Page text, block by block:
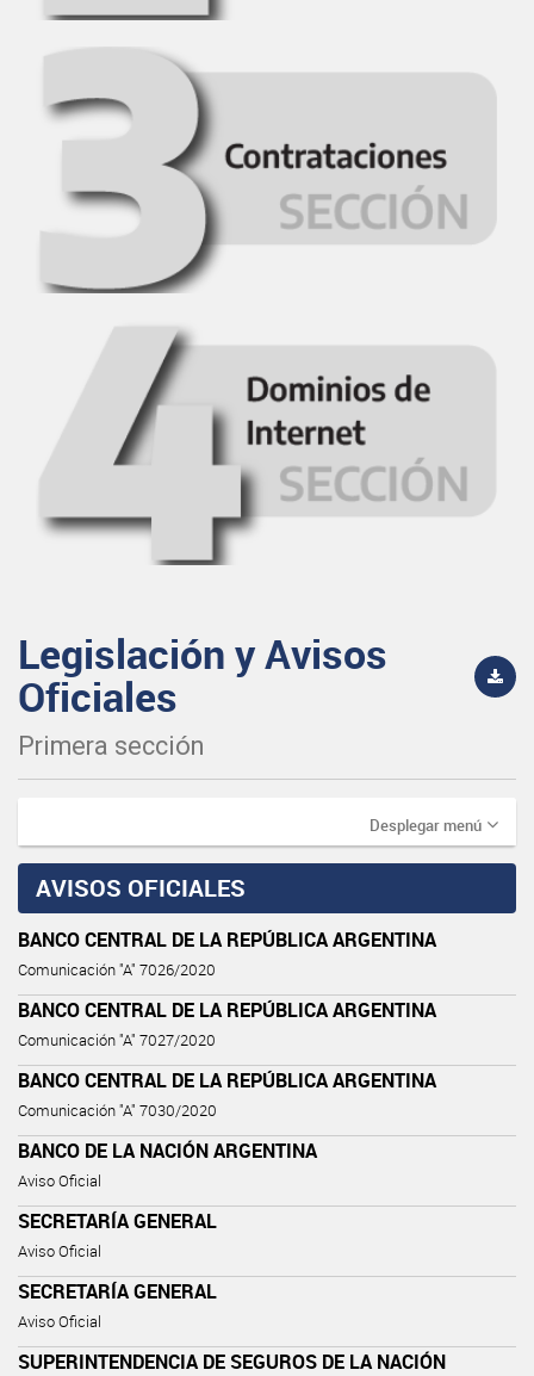
Legislación y Avisos
Oficiales
Primera sección
Desplegar menú
AVISOS OFICIALES
BANCO CENTRAL DE LA REPÚBLICA ARGENTINA
Comunicación "A" 7026/2020
BANCO CENTRAL DE LA REPÚBLICA ARGENTINA
Comunicación "A" 7027/2020
BANCO CENTRAL DE LA REPÚBLICA ARGENTINA
Comunicación "A" 7030/2020
BANCO DE LA NACIÓN ARGENTINA
Aviso Oficial
SECRETARÍA GENERAL
Aviso Oficial
SECRETARÍA GENERAL
Aviso Oficial
SUPERINTENDENCIA DE SEGUROS DE LA NACIÓN